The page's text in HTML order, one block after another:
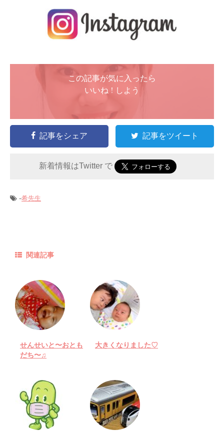
この記事が気に入ったら
いいね ! しよう
記事をシェア 記事をツイート
新着情報はTwitter で
-希先生
関連記事
せんせいと〜おとも
だち〜♫
大きくなりました♡